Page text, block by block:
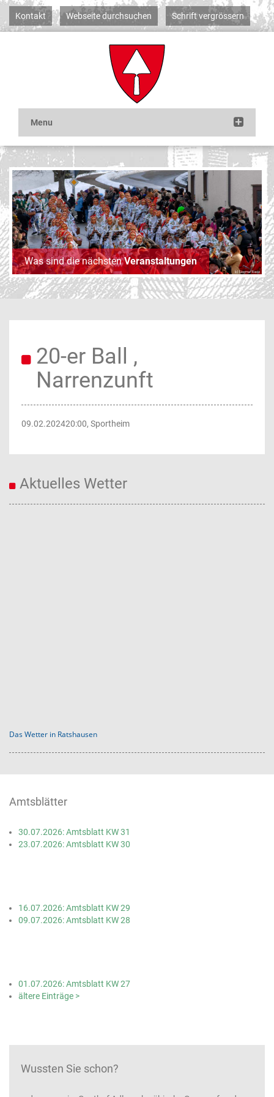
Kontakt Webseite durchsuchen Schrift vergrössern
Was sind die nächstenVeranstaltungen
20-er Ball ,
Narrenzunft
09.02.202420:00, Sportheim
Aktuelles Wetter
Das Wetter in Ratshausen
Amtsblätter
30.07.2026: Amtsblatt KW 31
23.07.2026: Amtsblatt KW 30
16.07.2026: Amtsblatt KW 29
09.07.2026: Amtsblatt KW 28
01.07.2026: Amtsblatt KW 27
ältere Einträge >
Wussten Sie schon?